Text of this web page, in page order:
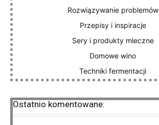
Rozwiązywanie problemów
Przepisy i inspiracje
Sery i produkty mleczne
Domowe wino
Techniki fermentacji
Ostatnio komentowane: